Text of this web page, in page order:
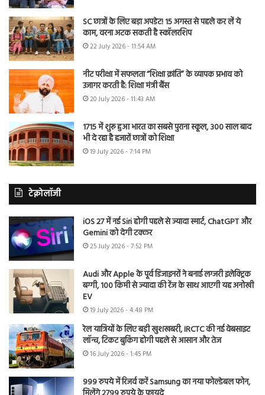
SC छात्रों के लिए बड़ा अपडेट! 15 अगस्त से पहले कर लें ये
काम, वरना अटक सकती है स्कॉलरशिप
22 July 2026 - 11:54 AM
नीट परीक्षा में सफलता “शिक्षा क्रांति” के व्यापक प्रभाव को
उजागर करती है: शिक्षा मंत्री बैंस
20 July 2026 - 11:43 AM
1715 में शुरू हुआ भारत का सबसे पुराना स्कूल, 300 साल बाद
भी दे रहा है हजारों छात्रों को शिक्षा
19 July 2026 - 7:14 PM
टेक्नोलॉजी
iOS 27 में नई Siri होगी पहले से ज्यादा स्मार्ट, ChatGPT और
Gemini को देगी टक्कर
25 July 2026 - 7:52 PM
Audi और Apple के पूर्व डिजाइनरों ने बनाई लग्जरी इलेक्ट्रिक
बग्गी, 100 किमी से ज्यादा की रेंज के साथ आएगी यह अनोखी
EV
19 July 2026 - 4:48 PM
रेल यात्रियों के लिए बड़ी खुशखबरी, IRCTC की नई वेबसाइट
लॉन्च, टिकट बुकिंग होगी पहले से आसान और तेज
16 July 2026 - 1:45 PM
999 रुपये में रिजर्व करें Samsung का नया फोल्डेबल फोन,